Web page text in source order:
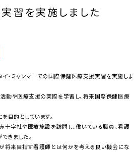
習を実施しました
タイ・ミャンマーでの国際保健医療支援実習を実施しま
動や医療支援の実際を学習し、将来国際保健医療
目的としています。
十字社や医療施設を訪問し、働いている職員、看護
きました。
将来目指す看護師とは何かを考える良い機会にな